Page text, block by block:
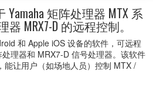
Yamaha 矩阵处理器 MTX 系
MRX7-D 的远程控制。
和 Apple iOS 设备的软件，可远程
理器和 MRX7-D 信号处理器。该软件
能让用户（如场地人员）控制 MTX /